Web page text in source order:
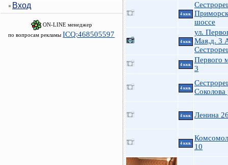
Вход
ON-LINE менеджер
по вопросам рекламы ICQ:468505597
4 ккв.
шоссе
4 ккв.
ул.
Мая,д. 3
4 ккв.
Первого
3
4 ккв.
Соколова
4 ккв. Ленина
4 ккв.
10